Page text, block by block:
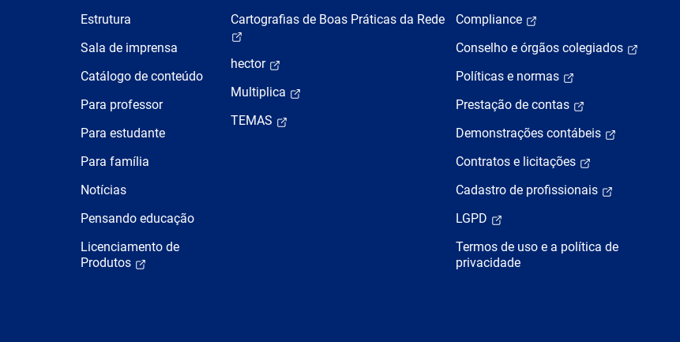
Estrutura
Sala de imprensa
Catálogo de conteúdo
Para professor
Para estudante
Para família
Notícias
Pensando educação
Licenciamento de
Produtos
Cartografias de Boas Práticas da Rede
hector
Multiplica
TEMAS
Compliance
Conselho e órgãos colegiados
Políticas e normas
Prestação de contas
Demonstrações contábeis
Contratos e licitações
Cadastro de profissionais
LGPD
Termos de uso e a política de
privacidade